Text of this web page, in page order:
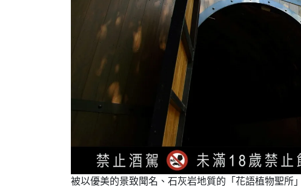
被以優美的景致聞名、石灰岩地質的「花語植物聖所